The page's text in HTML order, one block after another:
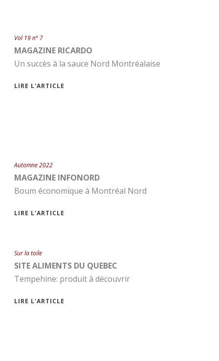
Vol 19 n° 7
MAGAZINE RICARDO
Un succès à la sauce Nord Montréalaise
LIRE L'ARTICLE
Automne 2022
MAGAZINE INFONORD
Boum économique à Montréal Nord
LIRE L'ARTICLE
Sur la toile
SITE ALIMENTS DU QUEBEC
Tempehine: produit à découvrir
LIRE L'ARTICLE